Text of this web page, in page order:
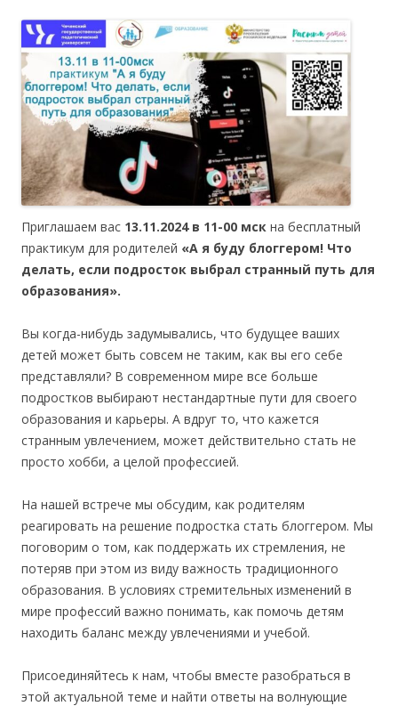
Приглашаем вас 13.11.2024 в 11-00 мск на бесплатный
практикум для родителей «А я буду блоггером! Что
делать, если подросток выбрал странный путь для
образования».
Вы когда-нибудь задумывались, что будущее ваших
детей может быть совсем не таким, как вы его себе
представляли? В современном мире все больше
подростков выбирают нестандартные пути для своего
образования и карьеры. А вдруг то, что кажется
странным увлечением, может действительно стать не
просто хобби, а целой профессией.
На нашей встрече мы обсудим, как родителям
реагировать на решение подростка стать блоггером. Мы
поговорим о том, как поддержать их стремления, не
потеряв при этом из виду важность традиционного
образования. В условиях стремительных изменений в
мире профессий важно понимать, как помочь детям
находить баланс между увлечениями и учебой.
Присоединяйтесь к нам, чтобы вместе разобраться в
этой актуальной теме и найти ответы на волнующие